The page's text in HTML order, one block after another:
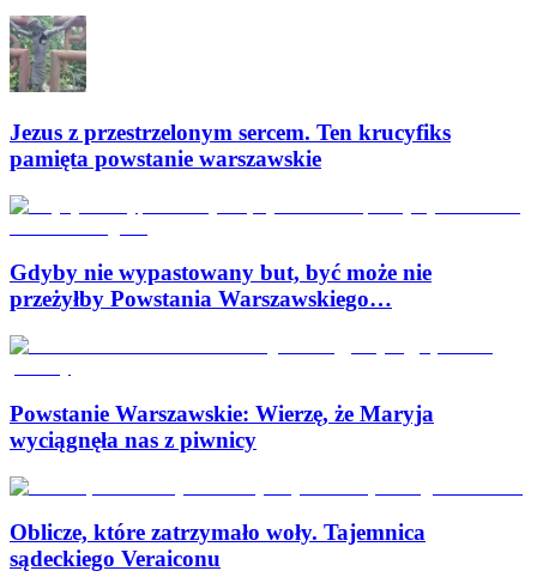
Jezus z przestrzelonym sercem. Ten krucyfiks
pamięta powstanie warszawskie
Gdyby nie wypastowany but, być może nie
przeżyłby Powstania Warszawskiego…
Powstanie Warszawskie: Wierzę, że Maryja
wyciągnęła nas z piwnicy
Oblicze, które zatrzymało woły. Tajemnica
sądeckiego Veraiconu